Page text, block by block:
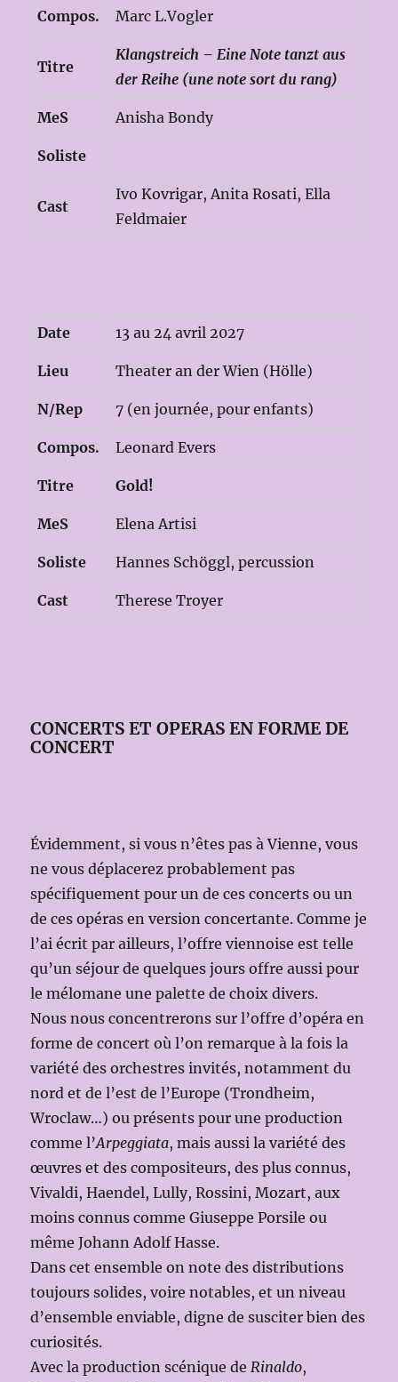
Compos. Marc L.Vogler
Titre
Klangstreich – Eine Note tanzt aus
der Reihe (une note sort du rang)
MeS Anisha Bondy
Soliste
Cast
Ivo Kovrigar, Anita Rosati, Ella
Feldmaier
Date 13 au 24 avril 2027
Lieu Theater an der Wien (Hölle)
N/Rep 7 (en journée, pour enfants)
Compos. Leonard Evers
Titre Gold!
MeS Elena Artisi
Soliste Hannes Schöggl, percussion
Cast Therese Troyer
CONCERTS ET OPERAS EN FORME DE
CONCERT
Évidemment, si vous n’êtes pas à Vienne, vous
ne vous déplacerez probablement pas
spécifiquement pour un de ces concerts ou un
de ces opéras en version concertante. Comme je
l’ai écrit par ailleurs, l’offre viennoise est telle
qu’un séjour de quelques jours offre aussi pour
le mélomane une palette de choix divers.
Nous nous concentrerons sur l’offre d’opéra en
forme de concert où l’on remarque à la fois la
variété des orchestres invités, notamment du
nord et de l’est de l’Europe (Trondheim,
Wroclaw…) ou présents pour une production
comme l’Arpeggiata, mais aussi la variété des
œuvres et des compositeurs, des plus connus,
Vivaldi, Haendel, Lully, Rossini, Mozart, aux
moins connus comme Giuseppe Porsile ou
même Johann Adolf Hasse.
Dans cet ensemble on note des distributions
toujours solides, voire notables, et un niveau
d’ensemble enviable, digne de susciter bien des
curiosités.
Avec la production scénique deRinaldo,